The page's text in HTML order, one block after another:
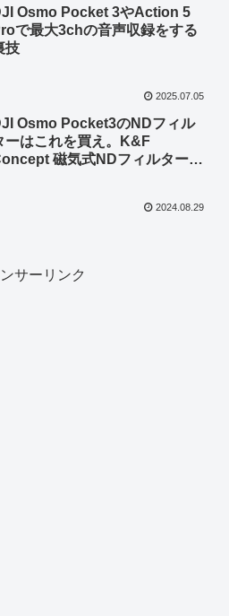
Osmo Pocket 3やAction 5
で最大3chの音声収録をする
技
2025.07.05
Osmo Pocket3のNDフィル
ーはこれを買え。K&F
磁気式NDフィルターセ
2024.08.29
サーリンク